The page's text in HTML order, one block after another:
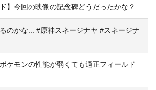
】今回の映像の記念碑どうだったかな？
のかな... #原神スネージナヤ #スネージナ
ケモンの性能が弱くても適正フィールド